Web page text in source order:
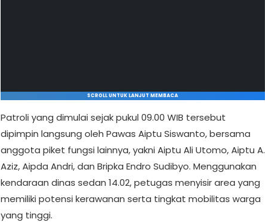
SCROLL UNTUK LANJUT MEMBACA
Patroli yang dimulai sejak pukul 09.00 WIB tersebut
dipimpin langsung oleh Pawas Aiptu Siswanto, bersama
anggota piket fungsi lainnya, yakni Aiptu Ali Utomo, Aiptu A.
Aziz, Aipda Andri, dan Bripka Endro Sudibyo. Menggunakan
kendaraan dinas sedan 14.02, petugas menyisir area yang
memiliki potensi kerawanan serta tingkat mobilitas warga
yang tinggi.